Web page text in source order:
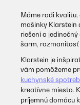
Máme radi
mašinky Klarstein
riešení a
šarm, rozmanitosť
Klarstein je
vám pomôžeme
kuchynské
kreatívne miesto.
príjemnú domácu